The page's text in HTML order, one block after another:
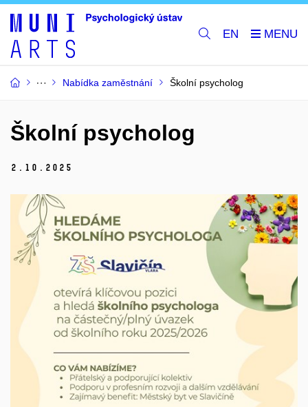
EN
Nabídka zaměstnání Školní psycholog
Školní psycholog
2. 10. 2025